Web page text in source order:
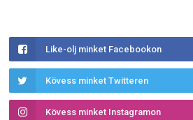
Like-olj minket Facebookon
Kövess minket Twitteren
Kövess minket Instagramon